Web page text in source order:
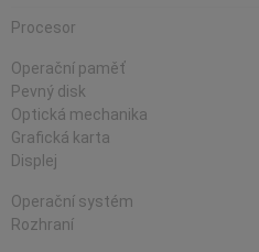
Procesor
Operační paměť
Pevný disk
Optická mechanika
Grafická karta
Displej
Operační systém
Rozhraní